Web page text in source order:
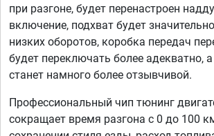
при разгоне, будет перенастроен
включение, подхват будет
низких оборотов, коробка передач
будет переключать более адекватно,
станет намного более отзывчивой.
Профессиональный чип тюнинг
сокращает время разгона с 0 до 100